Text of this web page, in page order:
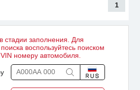
1
стадии заполнения. Для
воспользуйтесь поиском
номеру автомобиля.